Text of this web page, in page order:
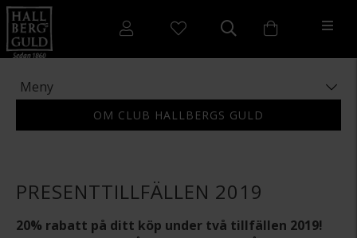
Meny
OM CLUB HALLBERGS GULD
PRESENTTILLFÄLLEN 2019
20% rabatt på ditt köp under två tillfällen 2019!